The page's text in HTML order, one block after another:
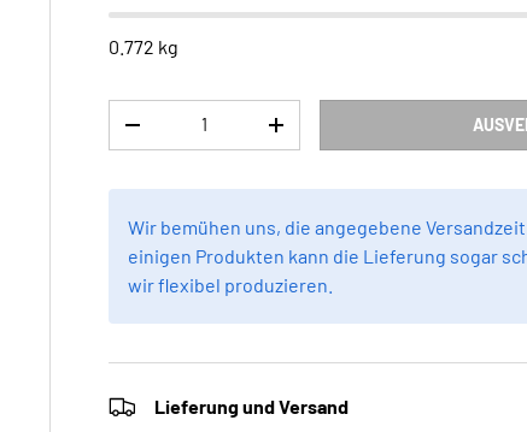
0.772 kg
MENGE VERRINGERNMENGE ERHÖHEN
Wir bemühen uns, die angegebene
einigen Produkten kann die Lieferung sogar
wir flexibel produzieren.
Lieferung und Versand